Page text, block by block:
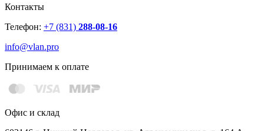
Контакты
Телефон: +7 (831) 288-08-16
info@vlan.pro
Принимаем к оплате
Офис и склад